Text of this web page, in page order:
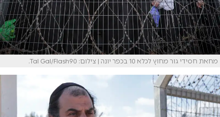
מחאת חסידי גור מחוץ לכלא 10 בכפר יונה | צילום: Tal Gal/Flash90.